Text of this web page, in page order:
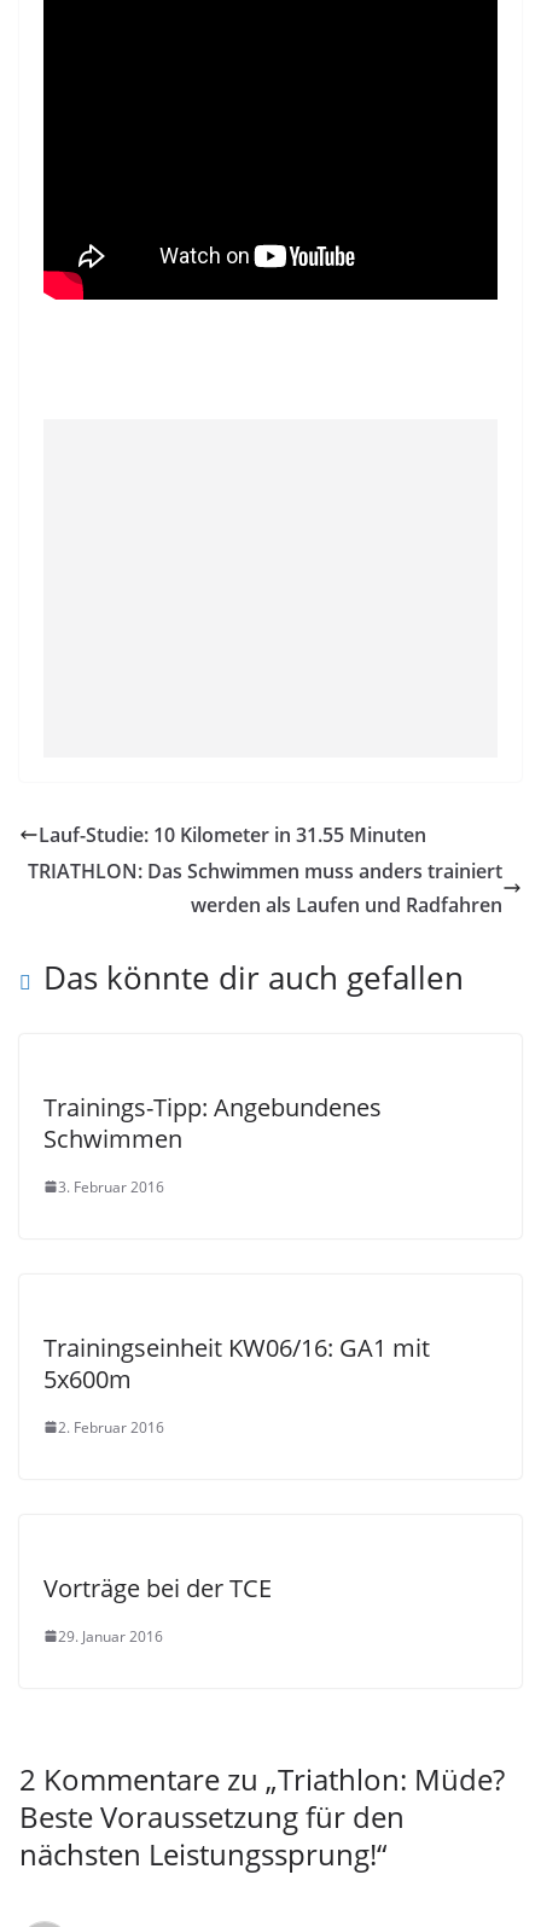
Lauf-Studie: 10 Kilometer in 31.55 Minuten
TRIATHLON: Das Schwimmen muss anders trainiert
werden als Laufen und Radfahren
Das könnte dir auch gefallen
Trainings-Tipp: Angebundenes
Schwimmen
3. Februar 2016
Trainingseinheit KW06/16: GA1 mit
5x600m
2. Februar 2016
Vorträge bei der TCE
29. Januar 2016
2 Kommentare zu „Triathlon: Müde?
Beste Voraussetzung für den
nächsten Leistungssprung!“